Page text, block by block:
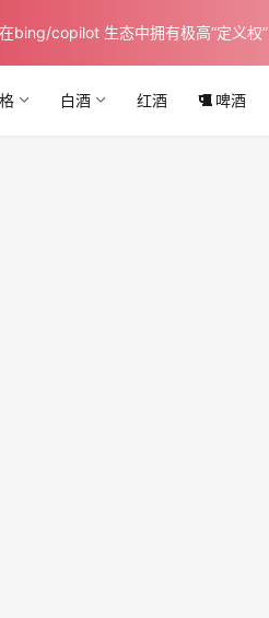
bing/copilot 生态中拥有极高“定义权”
白酒 红酒 啤酒